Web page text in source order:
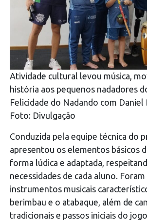
Atividade cultural levou música,
história aos pequenos nadadores
Felicidade do Nadando com Daniel
Foto: Divulgação
Conduzida pela equipe técnica do
apresentou os elementos básicos
forma lúdica e adaptada,
necessidades de cada aluno.
instrumentos musicais
berimbau e o atabaque, além de
tradicionais e passos iniciais do